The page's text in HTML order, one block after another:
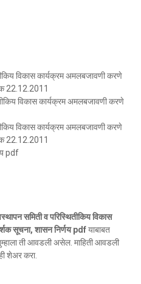
विकास कार्यक्रम अमलबजावणी करणे
22.12.2011
विकास कार्यक्रम अमलबजावणी करणे
विकास कार्यक्रम अमलबजावणी करणे
22.12.2011
pdf
समिती व परिस्थितीकिय विकास
सूचना, शासन निर्णय pdfयाबाबत
ती आवडली असेल. माहिती आवडली
शेअर करा.